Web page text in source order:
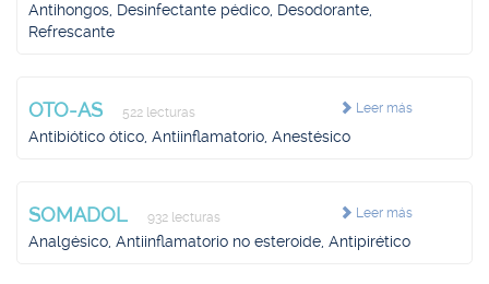
Antihongos, Desinfectante pédico, Desodorante,
Refrescante
Leer más
OTO-AS 522 lecturas
Antibiótico ótico, Antiinflamatorio, Anestésico
Leer más
SOMADOL 932 lecturas
Analgésico, Antiinflamatorio no esteroide, Antipirético